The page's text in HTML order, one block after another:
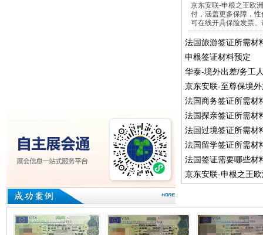
京东安联-申根之王欧
付，涵盖更多保障，
可在线开具保险发票。
法国旅游签证所需材
​申根签证材料预定
华泰-境外出差/务工
京东安联-至尊保境
法国商务签证所需材
法国探亲签证所需材
法国过境签证所需材
法国留学签证所需材
法国签证需要哪些材
京东安联-申根之王